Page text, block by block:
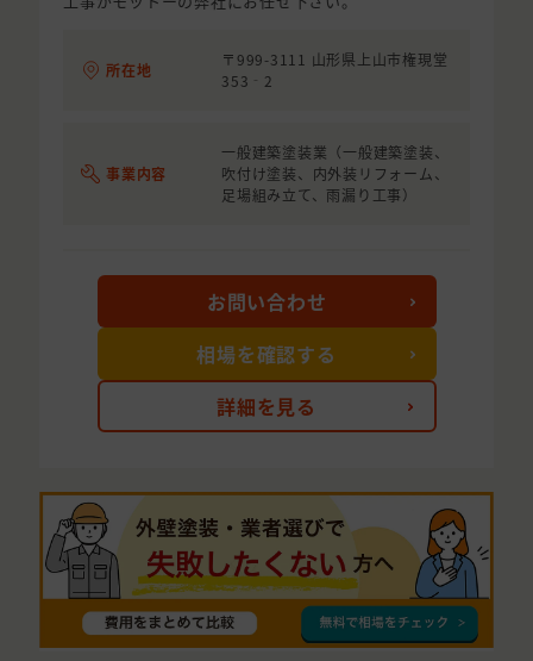
所在地
〒999-3111 山形県上山市権現堂
353‐2
事業内容
一般建築塗装業（一般建築塗装、
吹付け塗装、内外装リフォーム、
足場組み立て、雨漏り工事）
詳細を見る
お問い合わせ
相場を確認する